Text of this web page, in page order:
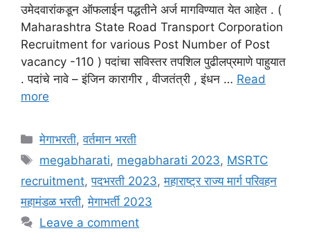
उमेदवारांकडून ऑफलाईन पद्धतीने अर्ज मागविण्यात येत आहेत . (
Maharashtra State Road Transport Corporation
Recruitment for various Post Number of Post
vacancy -110 ) पदांचा सविस्तर तपशिल पुढीलप्रमाणे पाहुयात
. पदांचे नावे – इंजिन कारागीर , वीजतंत्री , इंधन … Read
more
Categories
मेगाभरती,वर्तमान भरती
Tags
megabharati, megabharati 2023, MSRTC
recruitment,पदभरती 2023,महाराष्ट्र राज्य मार्ग परिवहन
महामंडळ भरती,मेगाभर्ती 2023
Leave a comment